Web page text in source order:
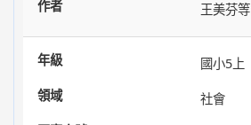
王美芬等
國小5上
社會